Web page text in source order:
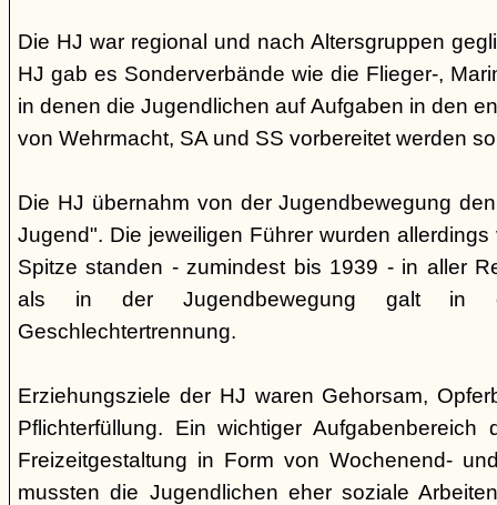
Die HJ war regional und nach Altersgruppen
HJ gab es Sonderverbände wie die Flieger-,
in denen die Jugendlichen auf Aufgaben in den
von Wehrmacht, SA und SS vorbereitet werden
Die HJ übernahm von der Jugendbewegung
Jugend". Die jeweiligen Führer wurden
Spitze standen - zumindest bis 1939 - in aller
als in der Jugendbewegung galt in
Geschlechtertrennung.
Erziehungsziele der HJ waren Gehorsam,
Pflichterfüllung. Ein wichtiger
Freizeitgestaltung in Form von Wochenend-
mussten die Jugendlichen eher soziale